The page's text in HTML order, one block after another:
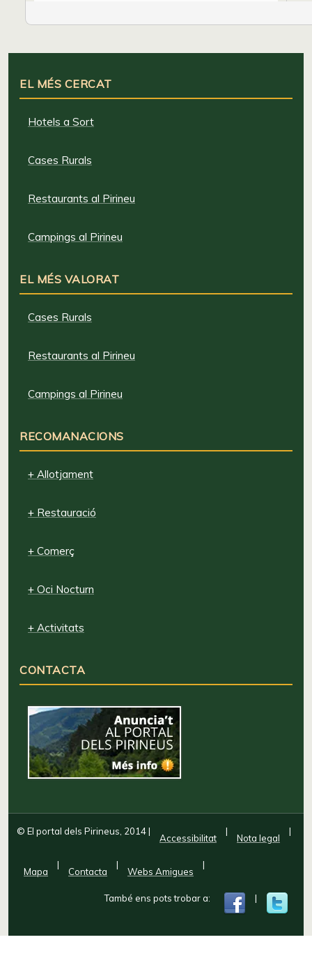
EL MÉS CERCAT
Hotels a Sort
Cases Rurals
Restaurants al Pirineu
Campings al Pirineu
EL MÉS VALORAT
Cases Rurals
Restaurants al Pirineu
Campings al Pirineu
RECOMANACIONS
+ Allotjament
+ Restauració
+ Comerç
+ Oci Nocturn
+ Activitats
CONTACTA
© El portal dels Pirineus, 2014|
Accessibilitat
|
Nota legal
|
Mapa
|
Contacta
|
Webs Amigues
|
També ens pots trobar a: |